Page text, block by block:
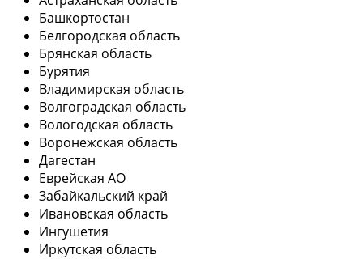
Башкортостан
Белгородская область
Брянская область
Бурятия
Владимирская область
Волгоградская область
Вологодская область
Воронежская область
Дагестан
Еврейская АО
Забайкальский край
Ивановская область
Ингушетия
Иркутская область